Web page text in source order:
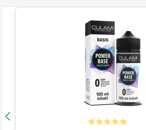
Produktgalerie überspringen